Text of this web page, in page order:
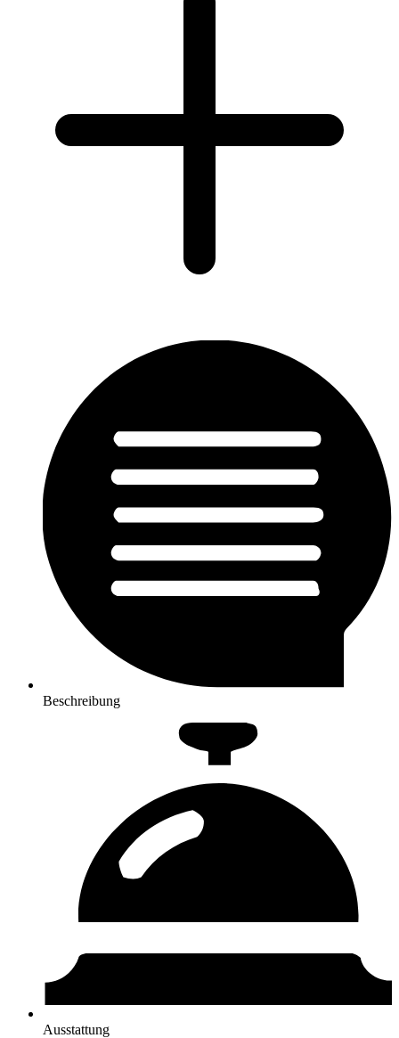
Beschreibung
Ausstattung